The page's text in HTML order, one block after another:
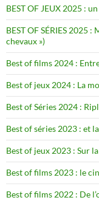
BEST OF JEUX 2025 :
BEST OF SÉRIES 2025
chevaux »)
Best of films 2024 :
Best of jeux 2024 : La
Best of Séries 2024 :
Best of séries 2023 : et
Best of jeux 2023 : Sur
Best of films 2023 : le
Best of films 2022 : De